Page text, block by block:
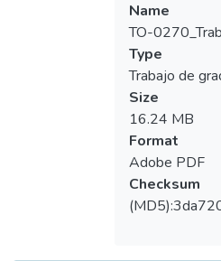
Name
TO-
Type
Trabajo de
Size
16.24 MB
Format
Adobe PDF
Checksum